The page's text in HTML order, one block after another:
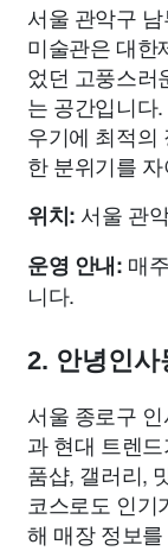
서울 관악구
미술관은 대한
었던 고풍스러
는 공간입니다
우기에 최적의
한 분위기를
위치: 서울 관
운영 안내: 매
니다.
2. 안녕인사
서울 종로구
과 현대 트렌
품샵, 갤러리,
코스로도 인기
해 매장 정보